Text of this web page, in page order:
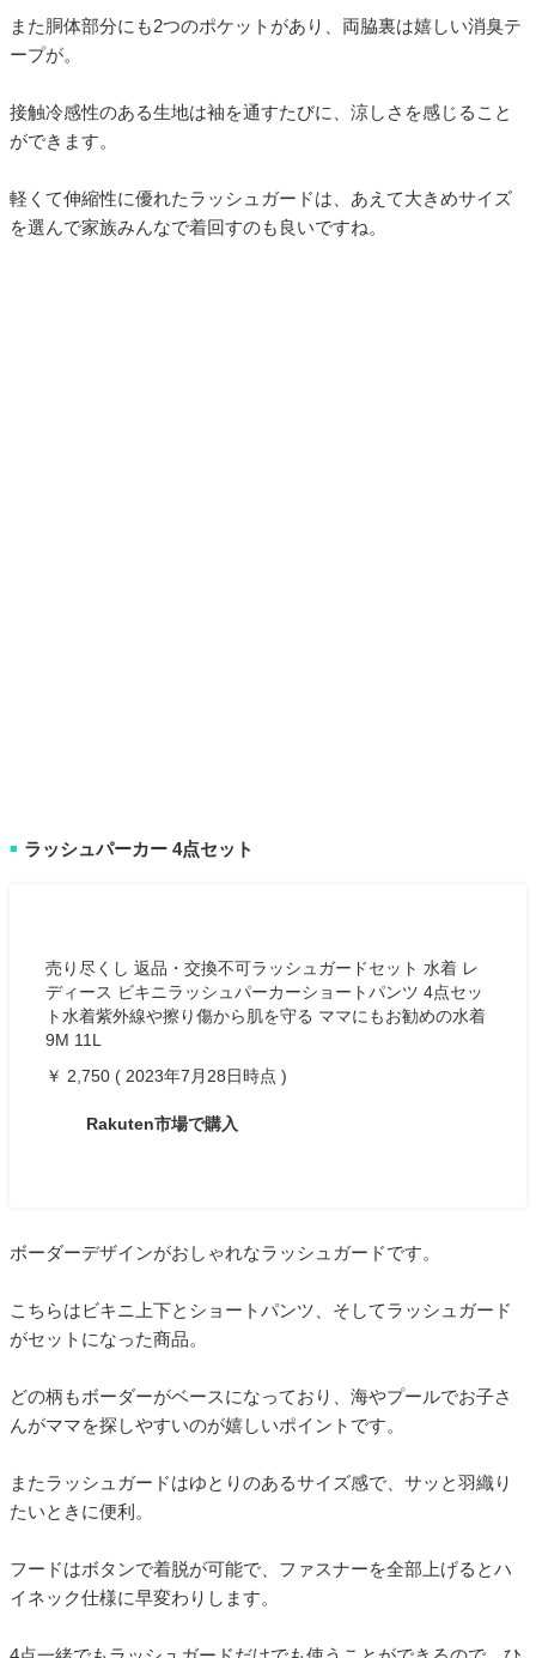
また胴体部分にも2つのポケットがあり、両脇裏は嬉しい消臭テ
ープが。
接触冷感性のある生地は袖を通すたびに、涼しさを感じること
ができます。
軽くて伸縮性に優れたラッシュガードは、あえて大きめサイズ
を選んで家族みんなで着回すのも良いですね。
■ ラッシュパーカー 4点セット
売り尽くし 返品・交換不可ラッシュガードセット 水着 レ
ディース ビキニラッシュパーカーショートパンツ 4点セッ
ト水着紫外線や擦り傷から肌を守る ママにもお勧めの水着
9M 11L
￥ 2,750 ( 2023年7月28日時点 )
Rakuten市場で購入
ボーダーデザインがおしゃれなラッシュガードです。
こちらはビキニ上下とショートパンツ、そしてラッシュガード
がセットになった商品。
どの柄もボーダーがベースになっており、海やプールでお子さ
んがママを探しやすいのが嬉しいポイントです。
またラッシュガードはゆとりのあるサイズ感で、サッと羽織り
たいときに便利。
フードはボタンで着脱が可能で、ファスナーを全部上げるとハ
イネック仕様に早変わりします。